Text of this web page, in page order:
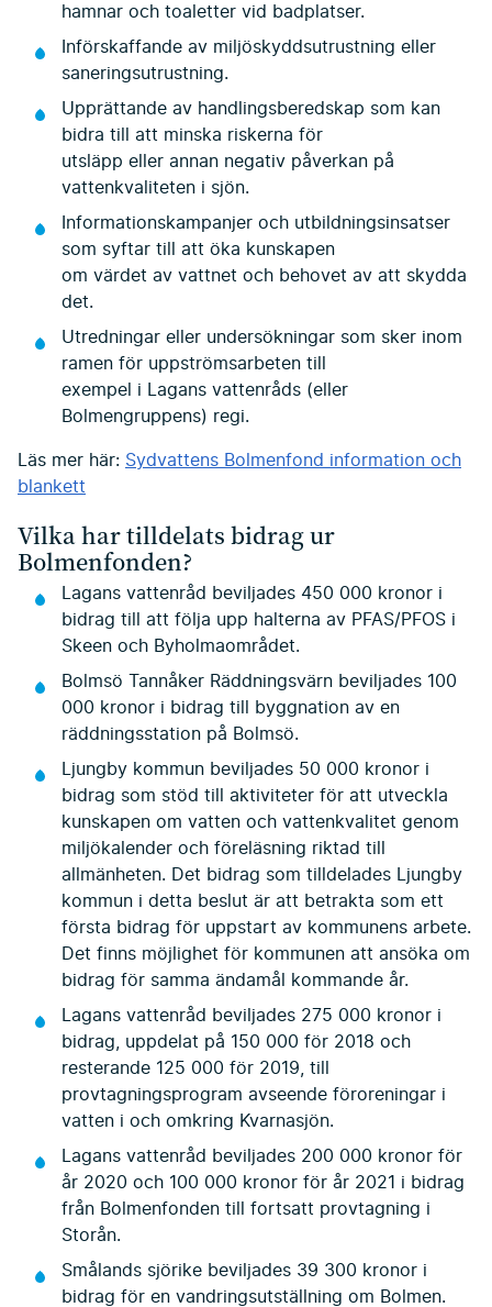
hamnar och toaletter vid badplatser.
Införskaffande av miljöskyddsutrustning eller
saneringsutrustning.
Upprättande av handlingsberedskap som kan
bidra till att minska riskerna för
utsläpp eller annan negativ påverkan på
vattenkvaliteten i sjön.
Informationskampanjer och utbildningsinsatser
som syftar till att öka kunskapen
om värdet av vattnet och behovet av att skydda
det.
Utredningar eller undersökningar som sker inom
ramen för uppströmsarbeten till
exempel i Lagans vattenråds (eller
Bolmengruppens) regi.
Läs mer här: Sydvattens Bolmenfond information och
blankett
Vilka har tilldelats bidrag ur
Bolmenfonden?
Lagans vattenråd beviljades 450 000 kronor i
bidrag till att följa upp halterna av PFAS/PFOS i
Skeen och Byholmaområdet.
Bolmsö Tannåker Räddningsvärn beviljades 100
000 kronor i bidrag till byggnation av en
räddningsstation på Bolmsö.
Ljungby kommun beviljades 50 000 kronor i
bidrag som stöd till aktiviteter för att utveckla
kunskapen om vatten och vattenkvalitet genom
miljökalender och föreläsning riktad till
allmänheten. Det bidrag som tilldelades Ljungby
kommun i detta beslut är att betrakta som ett
första bidrag för uppstart av kommunens arbete.
Det finns möjlighet för kommunen att ansöka om
bidrag för samma ändamål kommande år.
Lagans vattenråd beviljades 275 000 kronor i
bidrag, uppdelat på 150 000 för 2018 och
resterande 125 000 för 2019, till
provtagningsprogram avseende föroreningar i
vatten i och omkring Kvarnasjön.
Lagans vattenråd beviljades 200 000 kronor för
år 2020 och 100 000 kronor för år 2021 i bidrag
från Bolmenfonden till fortsatt provtagning i
Storån.
Smålands sjörike beviljades 39 300 kronor i
bidrag för en vandringsutställning om Bolmen.